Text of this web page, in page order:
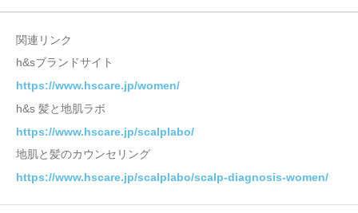
関連リンク
h&sブランドサイト
https://www.hscare.jp/women/
h&s 髪と地肌ラボ
https://www.hscare.jp/scalplabo/
地肌と髪のカウンセリング
https://www.hscare.jp/scalplabo/scalp-diagnosis-women/